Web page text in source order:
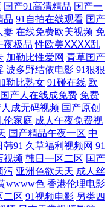
一区 萌白酱一线天白丝 婷
多影库 亚洲欧美码在线h播
机看片基地 最好的主页导
国产va午夜在 ab天堂中文
线观看 大香蕉窝伊人 狼人
国产免费看插插插视频 欧
力COM 黑人干日本少妇 日
国产91高清精品 国产一
品 91自拍在线观看 国产
妻 在线免费欧美视频 免
夜极品 性欧美ⅩⅩⅩⅩ乱
加勒比性爱网 青草国产
波多野结依电影 91狠狠
勒比熟女 91碰在线 欧
国产人在线成免费 免费
人成无码视频 国产原创
伦家庭 成人午夜免费视
国产精品午夜一区 中
韩91 久草福利视频网 91
视频 韩日一区二区 国产
污 亚洲色欲天天 成人丝
wwww色 香港伦理电影
二区 91视频电影 另类四